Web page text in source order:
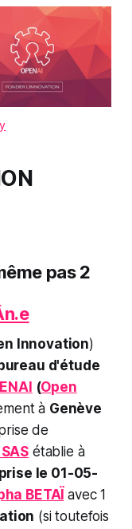
pas 2
Innovation)
bureau d'étude
(Open
à Genève
de
établie à
le 01-05-
BETAÏ avec 1
(si toutefois